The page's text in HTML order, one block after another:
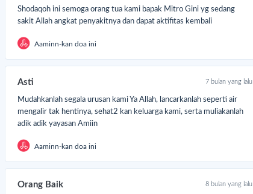
Shodaqoh ini semoga orang tua kami bapak Mitro Gini yg sedang
sakit Allah angkat penyakitnya dan dapat aktifitas kembali
Aaminn-kan doa ini
Asti 7 bulan yang lalu
Mudahkanlah segala urusan kami Ya Allah, lancarkanlah seperti air
mengalir tak hentinya, sehat2 kan keluarga kami, serta muliakanlah
adik adik yayasan Amiin
Aaminn-kan doa ini
Orang Baik 8 bulan yang lalu